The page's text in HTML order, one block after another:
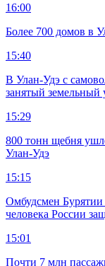
16:00
Более 700 домов в
15:40
В Улан-Удэ с
занятый земельный
15:29
800 тонн щебня
Улан-Удэ
15:15
Омбудсмен
человека России
15:01
Почти 7 млн